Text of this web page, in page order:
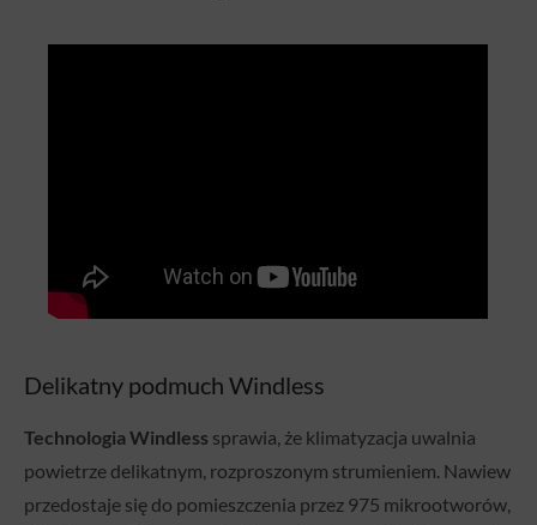
Delikatny podmuch Windless
Technologia Windless sprawia, że klimatyzacja uwalnia
powietrze delikatnym, rozproszonym strumieniem. Nawiew
przedostaje się do pomieszczenia przez 975 mikrootworów,